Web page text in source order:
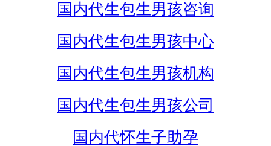
国内代生包生男孩咨询
国内代生包生男孩中心
国内代生包生男孩机构
国内代生包生男孩公司
国内代怀生子助孕